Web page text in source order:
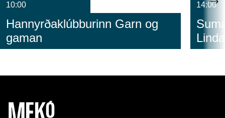
10:00
Hannyrðaklúbburinn Garn og
gaman
14:00